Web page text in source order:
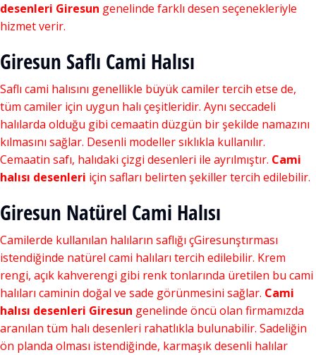
desenleri Giresun genelinde farklı desen seçenekleriyle
hizmet verir.
Giresun Saflı Cami Halısı
Saflı cami halısını genellikle büyük camiler tercih etse de,
tüm camiler için uygun halı çeşitleridir. Aynı seccadeli
halılarda olduğu gibi cemaatin düzgün bir şekilde namazını
kılmasını sağlar. Desenli modeller sıklıkla kullanılır.
Cemaatin safı, halıdaki çizgi desenleri ile ayrılmıştır. Cami
halısı desenleri için safları belirten şekiller tercih edilebilir.
Giresun Natürel Cami Halısı
Camilerde kullanılan halıların saflığı çGiresunştırması
istendiğinde natürel cami halıları tercih edilebilir. Krem
rengi, açık kahverengi gibi renk tonlarında üretilen bu cami
halıları caminin doğal ve sade görünmesini sağlar. Cami
halısı desenleri Giresun genelinde öncü olan firmamızda
aranılan tüm halı desenleri rahatlıkla bulunabilir. Sadeliğin
ön planda olması istendiğinde, karmaşık desenli halılar